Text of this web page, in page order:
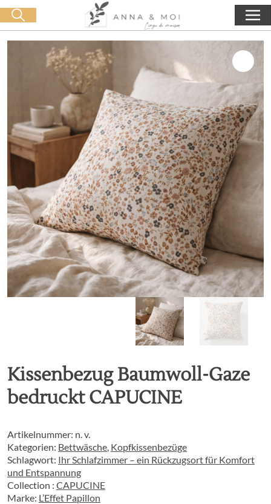
Kostenlose Lieferung ab 60€ Einkauf 0,00€
Kissenbezug Baumwoll-Gaze
bedruckt CAPUCINE
Artikelnummer: n. v.
Kategorien: Bettwäsche, Kopfkissenbezüge
Schlagwort: Ihr Schlafzimmer – ein Rückzugsort für Komfort
und Entspannung
Collection : CAPUCINE
Marke: L’Effet Papillon